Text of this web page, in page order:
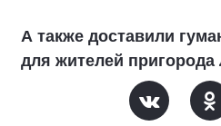
А также доставили
для жителей пригорода